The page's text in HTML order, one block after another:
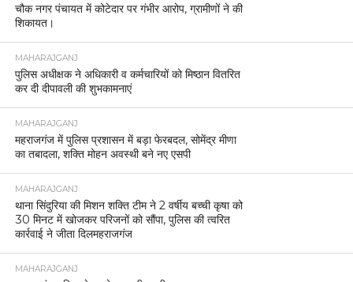
चौक नगर पंचायत में कोटेदार पर गंभीर आरोप, ग्रामीणों ने की
शिकायत।
MAHARAJGANJ
पुलिस अधीक्षक ने अधिकारी व कर्मचारियों को मिष्ठान वितरित
कर दी दीपावली की शुभकामनाएं
MAHARAJGANJ
महराजगंज में पुलिस प्रशासन में बड़ा फेरबदल, सोमेंद्र मीणा
का तबादला, शक्ति मोहन अवस्थी बने नए एसपी
MAHARAJGANJ
थाना सिंदुरिया की मिशन शक्ति टीम ने 2 वर्षीय बच्ची कृषा को
30 मिनट में खोजकर परिजनों को सौंपा, पुलिस की त्वरित
कार्रवाई ने जीता दिलमहराजगंज
MAHARAJGANJ